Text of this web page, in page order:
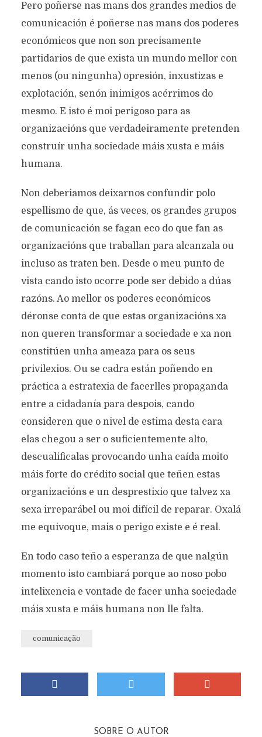
Pero poñerse nas mans dos grandes medios de
comunicación é poñerse nas mans dos poderes
económicos que non son precisamente
partidarios de que exista un mundo mellor con
menos (ou ningunha) opresión, inxustizas e
explotación, senón inimigos acérrimos do
mesmo. E isto é moi perigoso para as
organizacións que verdadeiramente pretenden
construír unha sociedade máis xusta e máis
humana.
Non deberiamos deixarnos confundir polo
espellismo de que, ás veces, os grandes grupos
de comunicación se fagan eco do que fan as
organizacións que traballan para alcanzala ou
incluso as traten ben. Desde o meu punto de
vista cando isto ocorre pode ser debido a dúas
razóns. Ao mellor os poderes económicos
déronse conta de que estas organizacións xa
non queren transformar a sociedade e xa non
constitúen unha ameaza para os seus
privilexios. Ou se cadra están poñendo en
práctica a estratexia de facerlles propaganda
entre a cidadanía para despois, cando
consideren que o nivel de estima desta cara
elas chegou a ser o suficientemente alto,
descualificalas provocando unha caída moito
máis forte do crédito social que teñen estas
organizacións e un desprestixio que talvez xa
sexa irreparábel ou moi difícil de reparar. Oxalá
me equivoque, mais o perigo existe e é real.
En todo caso teño a esperanza de que nalgún
momento isto cambiará porque ao noso pobo
intelixencia e vontade de facer unha sociedade
máis xusta e máis humana non lle falta.
comunicação
SOBRE O AUTOR